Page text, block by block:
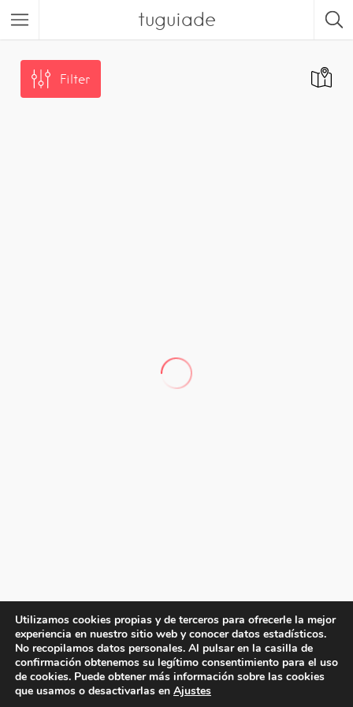
tuguiade
Filter
Utilizamos cookies propias y de terceros para ofrecerle la mejor
experiencia en nuestro sitio web y conocer datos estadísticos.
No recopilamos datos personales. Al pulsar en la casilla de
confirmación obtenemos su legítimo consentimiento para el uso
de cookies. Puede obtener más información sobre las cookies
que usamos o desactivarlas en Ajustes